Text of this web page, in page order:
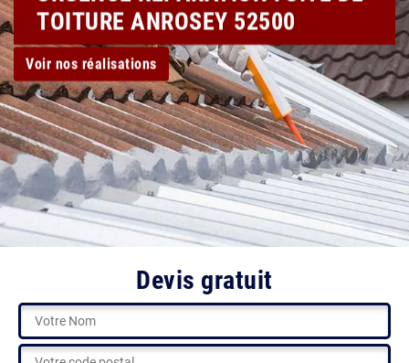
TOITURE ANROSEY 52500
Voir nos réalisations
Devis gratuit